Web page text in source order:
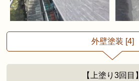
外壁塗装 [4]
【上塗り3回目】